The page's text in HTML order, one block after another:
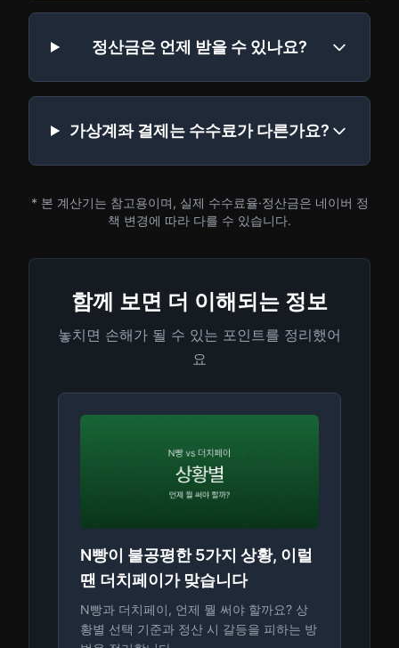
정산금은 언제 받을 수 있나요?
가상계좌 결제는 수수료가 다른가요?
* 본 계산기는 참고용이며, 실제 수수료율·정산금은 네이버 정
책 변경에 따라 다를 수 있습니다.
함께 보면 더 이해되는 정보
놓치면 손해가 될 수 있는 포인트를 정리했어
요
N빵이 불공평한 5가지 상황, 이럴
땐 더치페이가 맞습니다
N빵과 더치페이, 언제 뭘 써야 할까요? 상
황별 선택 기준과 정산 시 갈등을 피하는 방